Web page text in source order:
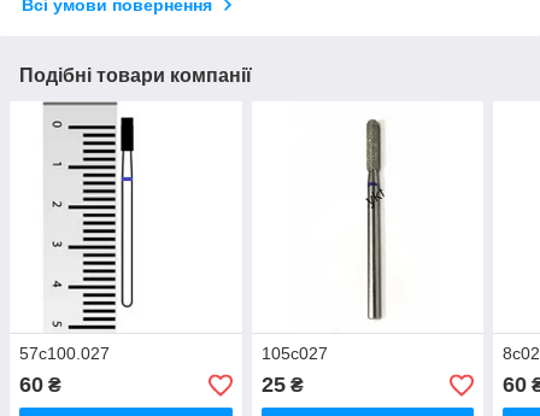
Всі умови повернення
Подібні товари компанії
57с100.027
60 ₴
105с027
25₴ 60